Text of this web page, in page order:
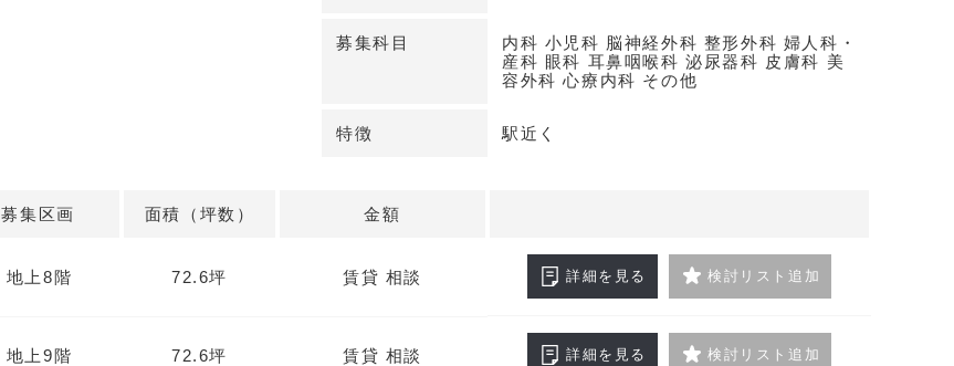
◆ 開業計画に役立つ条件面
所在地は東京都千代田区神田須田町二丁目。保証金は賃料の10ヶ
いう集患導線と、ビル内設備のバランスが取れた医療テナント候補
詳細はお問い合わせください
募集科目
内科 小児科 脳神経外科 整形外科 婦人科・
産科 眼科 耳鼻咽喉科 泌尿器科 皮膚科 美
容外科 心療内科 その他
特徴 駅近く
募集区画 面積（坪数） 金額
地上8階 72.6坪 賃貸 相談 詳細を見る 検討リスト追加
地上9階 72.6坪 賃貸 相談 詳細を見る 検討リスト追加